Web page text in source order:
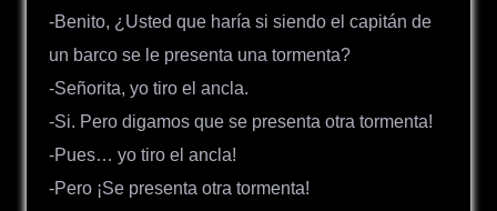
-Benito, ¿Usted que haría si siendo el capitán de
un barco se le presenta una tormenta?
-Señorita, yo tiro el ancla.
-Si. Pero digamos que se presenta otra tormenta!
-Pues… yo tiro el ancla!
-Pero ¡Se presenta otra tormenta!